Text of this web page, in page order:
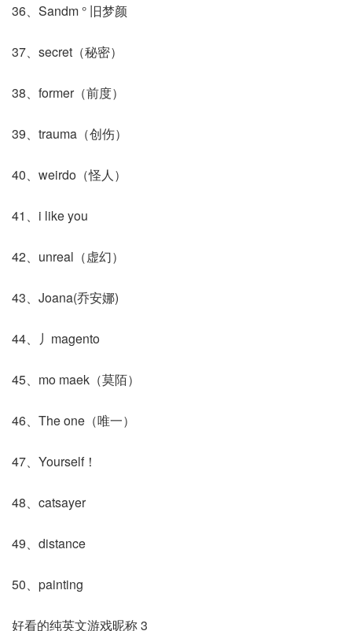
36、Sandm ° 旧梦颜
37、secret（秘密）
38、former（前度）
39、trauma（创伤）
40、weirdo（怪人）
41、i like you
42、unreal（虚幻）
43、Joana(乔安娜)
44、丿magento
45、mo maek（莫陌）
46、The one（唯一）
47、Yourself！
48、catsayer
49、distance
50、painting
好看的纯英文游戏昵称 3